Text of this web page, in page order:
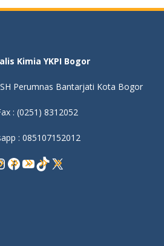
Kimia YKPI Bogor
Perumnas Bantarjati Kota Bogor
: (0251) 8312052
: 085107152012
Facebook
YouTube
TikTok
X